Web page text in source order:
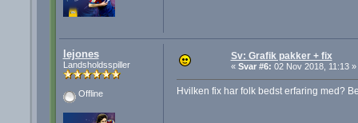
lejones
Landsholdsspiller
Offline
Sv: Grafik pakker + fix
« Svar #6: 02 Nov 2018, 11:13 »
Hvilken fix har folk bedst erfaring med?